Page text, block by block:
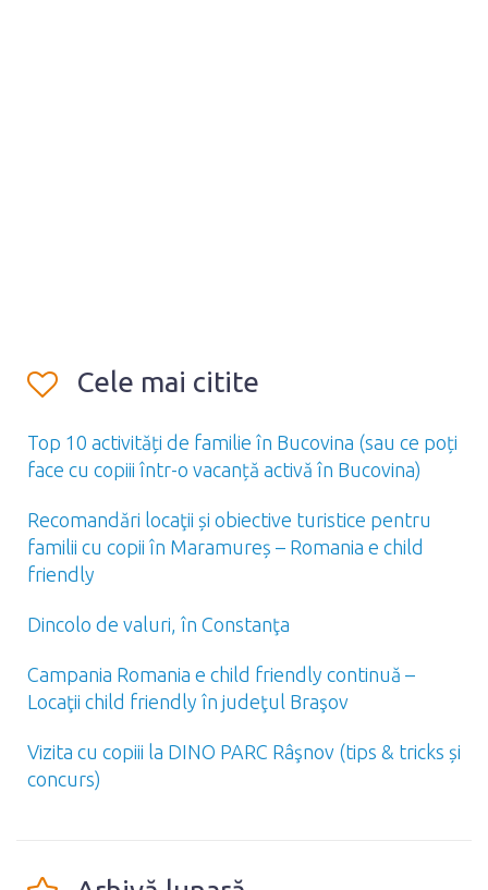
Cele mai citite
Top 10 activități de familie în Bucovina (sau ce poți
face cu copiii într-o vacanță activă în Bucovina)
Recomandări locaţii și obiective turistice pentru
familii cu copii în Maramureș – Romania e child
friendly
Dincolo de valuri, în Constanţa
Campania Romania e child friendly continuă –
Locaţii child friendly în judeţul Braşov
Vizita cu copiii la DINO PARC Râşnov (tips & tricks și
concurs)